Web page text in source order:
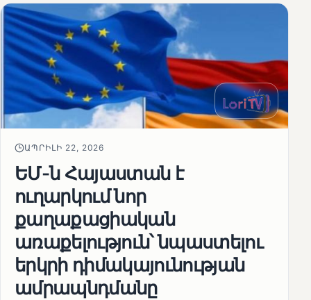
ԱՊՐԻԼԻ 22, 2026
ԵՄ-ն Հայաստան է
ուղարկում նոր
քաղաքացիական
առաքելություն՝ նպաստելու
երկրի դիմակայունության
ամրապնդմանը